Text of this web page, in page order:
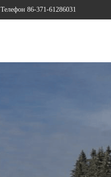
Телефон 86-371-61286031